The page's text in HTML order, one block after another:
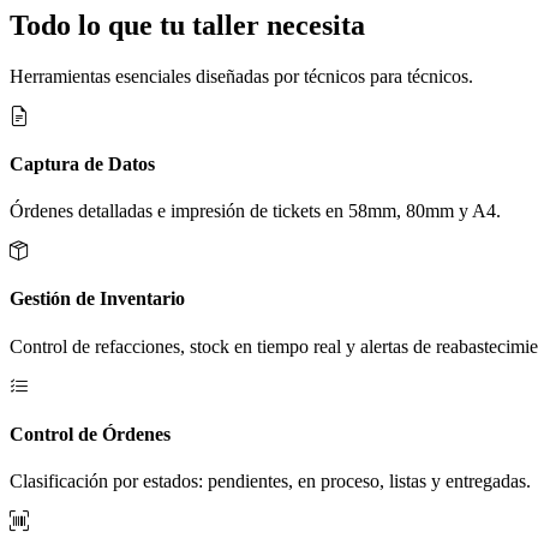
Todo lo que tu taller necesita
Herramientas esenciales diseñadas por técnicos para técnicos.
Captura de Datos
Órdenes detalladas e impresión de tickets en 58mm, 80mm y A4.
Gestión de Inventario
Control de refacciones, stock en tiempo real y alertas de
Control de Órdenes
Clasificación por estados: pendientes, en proceso, listas y entregadas.